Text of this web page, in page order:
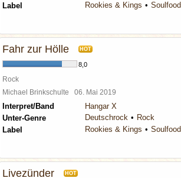
Label
Rookies & Kings Soulfood
Fahr zur Hölle HOT
8,0
Rock
Michael Brinkschulte 06. Mai 2019
Interpret/Band
Hangar X
Unter-Genre
Deutschrock
Rock
Label
Rookies & Kings Soulfood
Livezünder HOT